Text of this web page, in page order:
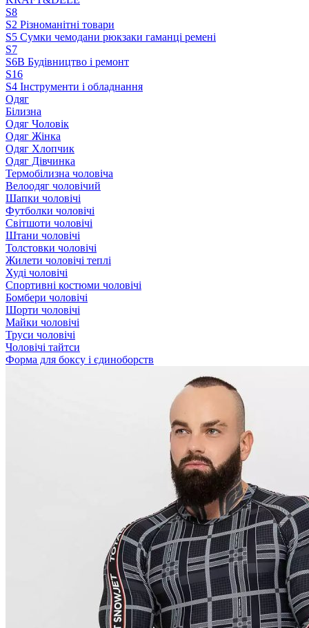
S8
S2 Різноманітні товари
S5 Сумки чемодани рюкзаки гаманці ремені
S7
S6B Будівництво і ремонт
S16
S4 Інструменти і обладнання
Одяг
Білизна
Одяг Чоловік
Одяг Жінка
Одяг Хлопчик
Одяг Дівчинка
Термобілизна чоловіча
Велоодяг чоловічий
Шапки чоловічі
Футболки чоловічі
Світшоти чоловічі
Штани чоловічі
Толстовки чоловічі
Жилети чоловічі теплі
Худі чоловічі
Спортивні костюми чоловічі
Бомбери чоловічі
Шорти чоловічі
Майки чоловічі
Труси чоловічі
Чоловічі тайтси
Форма для боксу і єдиноборств